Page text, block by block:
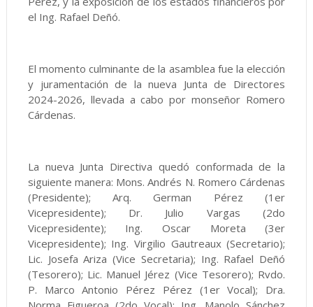
el Ing. Rafael Deñó.
El momento culminante de la asamblea fue la elección
y juramentación de la nueva Junta de Directores
2024-2026, llevada a cabo por monseñor Romero
Cárdenas.
La nueva Junta Directiva quedó conformada de la
siguiente manera: Mons. Andrés N. Romero Cárdenas
(Presidente); Arq. German Pérez (1er
Vicepresidente); Dr. Julio Vargas (2do
Vicepresidente); Ing. Oscar Moreta (3er
Vicepresidente); Ing. Virgilio Gautreaux (Secretario);
Lic. Josefa Ariza (Vice Secretaria); Ing. Rafael Deñó
(Tesorero); Lic. Manuel Jérez (Vice Tesorero); Rvdo.
P. Marco Antonio Pérez Pérez (1er Vocal); Dra.